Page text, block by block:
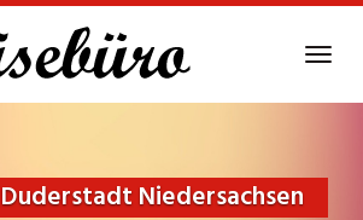
Duderstadt Niedersachsen